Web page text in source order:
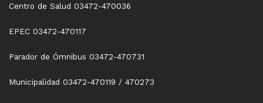
Centro de Salud 03472-470036
EPEC 03472-470117
Parador de Ómnibus 03472-470731
Municipalidad 03472-470119 / 470273